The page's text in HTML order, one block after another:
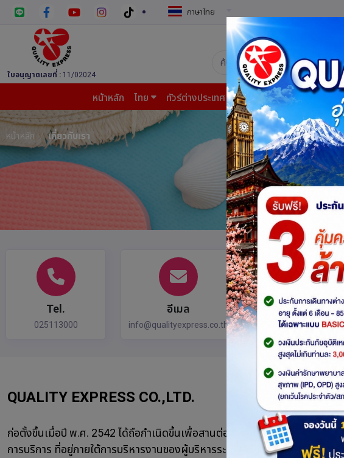
ภาษาไทย
ใบอนุญาตเลขที่ : 11/02024
บริษัท ควอลิตี้ เอ็กซ์เพรส จำกัด ผู้
หน้าหลัก ไทย ทัวร์ต่างประเทศ บินต้นทาง แพ็กเกจทัว
หน้าหลัก เกี่ยวกับเรา
Tel.
025113000
อีเมล
info@qualityexpress.co.th
Facebook
QualityExpress
QUALITY EXPRESS CO.,LTD.
ก่อตั้งขึ้นเมื่อปี พ.ศ. 2542 ได้ถือกำเนิดขึ้นเพื่อสานต่อธุรกิจด้านการท่องเที่ยวแ
การบริการ ที่อยู่ภายใต้การบริหารงานของผู้บริหารระดับมืออาชีพ ที่ยังดำรงคว